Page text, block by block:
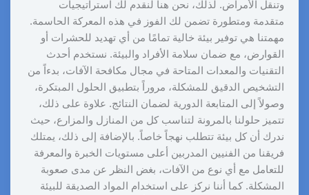
وتنقل الأمراض. لذلك، نحن هنا لنقدم لك استراتيجيات
متقدمة ومتطورة تضمن لك الفوز في هذه المعركة الحاسمة.
مهمتنا هي توفير بيئة خالية تمامًا من أي تهديد للحشرات أو
القوارض، مع ضمان سلامة الأفراد والبيئة. نستخدم أحدث
التقنيات والمعدات المتاحة في مجال مكافحة الآفات، بدءاً من
التشخيص الدقيق للمشكلة، مروراً بتطبيق الحلول المبتكرة،
وصولاً إلى المتابعة الدورية لضمان النتائج. علاوة على ذلك،
تتميز حلولنا بالمرونة لتناسب كل من المنازل والمزارع، حيث
ندرك أن كل بيئة تتطلب نهجاً خاصاً. بالإضافة إلى ذلك، يمتلك
فريقنا من الفنيين المدربين أعلى مستويات الخبرة والمعرفة
للتعامل مع أي نوع من الآفات، بغض النظر عن مدى صعوبة
المشكلة. كما أننا نركز على استخدام المواد الصديقة للبيئة